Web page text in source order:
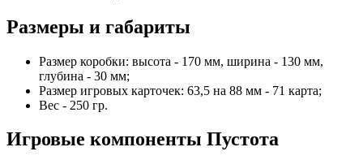
Размеры и габариты
Размер коробки: высота - 170 мм, ширина - 130 мм,
глубина - 30 мм;
Размер игровых карточек: 63,5 на 88 мм - 71 карта;
Вес - 250 гр.
Игровые компоненты Пустота